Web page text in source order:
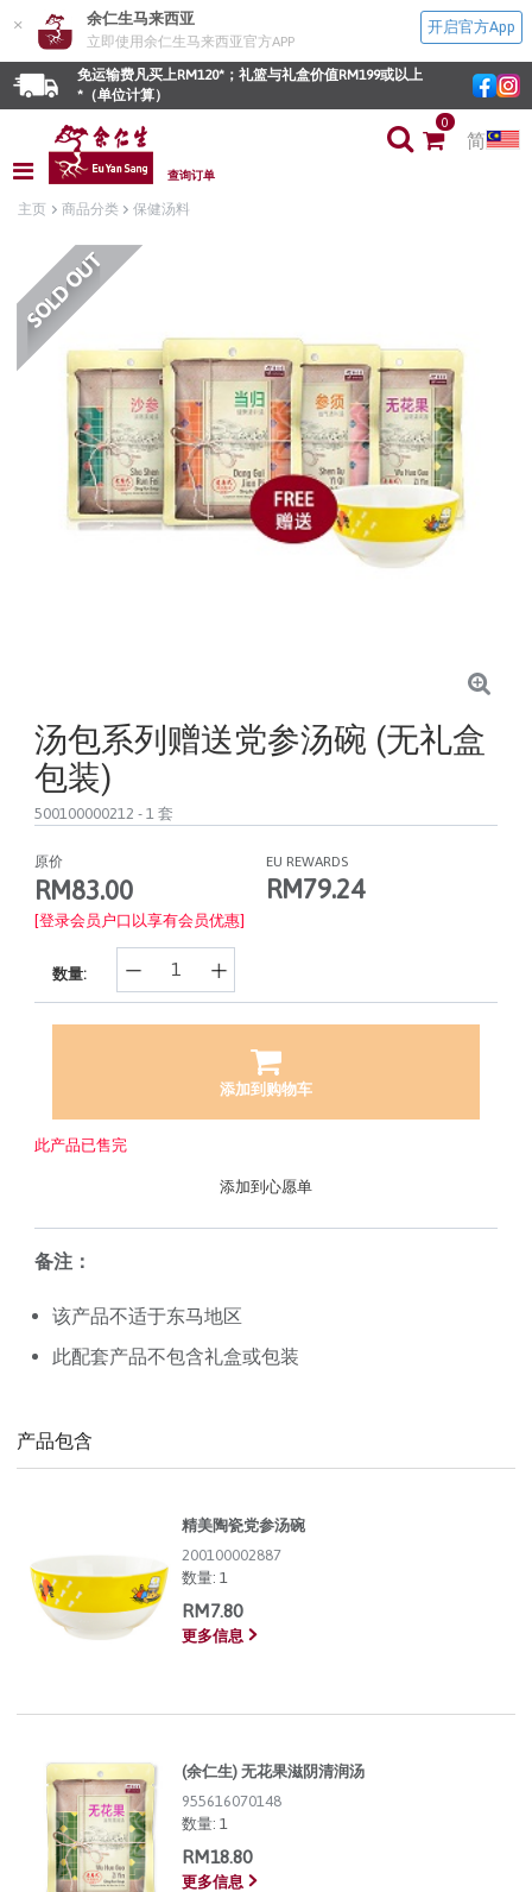
× 余仁生马来西亚
立即使用余仁生马来西亚官方APP
开启官方App
免运输费凡买上RM120*；礼篮与礼盒价值RM199或以上
*（单位计算）
查询订单
0
简
主页 商品分类 保健汤料
汤包系列赠送党参汤碗 (无礼盒
包装)
500100000212 - 1 套
原价
RM83.00
EU REWARDS
RM79.24
[登录会员户口以享有会员优惠]
数量:
添加到购物车
此产品已售完
添加到心愿单
备注：
该产品不适于东马地区
此配套产品不包含礼盒或包装
产品包含
精美陶瓷党参汤碗
200100002887
数量: 1
RM7.80
更多信息
(余仁生) 无花果滋阴清润汤
955616070148
数量: 1
RM18.80
更多信息